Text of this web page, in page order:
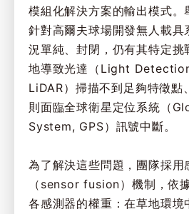
模組化解決方案的輸出模式。
針對高爾夫球場開發無人載具
況單純、封閉，仍有其特定挑
地導致光達（Light
LiDAR）掃描不到足夠特徵點
則面臨全球衛星定位系統（
System, GPS）訊號中斷。
為了解決這些問題，團隊採用
（sensor fusion）機制，依
各感測器的權重：在草地環境